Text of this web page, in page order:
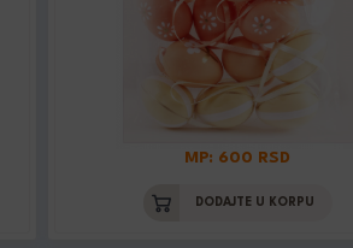
MP: 600 RSD
DODAJTE U KORPU